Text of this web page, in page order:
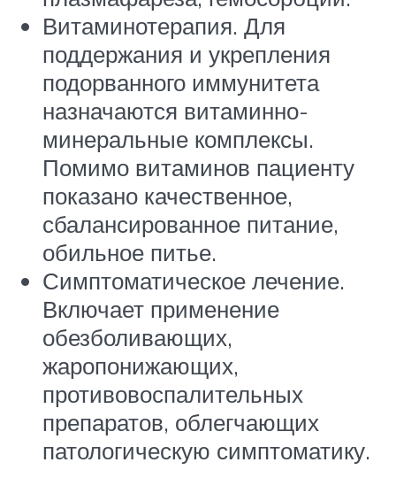
Витаминотерапия. Для
поддержания и укрепления
подорванного иммунитета
назначаются витаминно-
минеральные комплексы.
Помимо витаминов пациенту
показано качественное,
сбалансированное питание,
обильное питье.
Симптоматическое лечение.
Включает применение
обезболивающих,
жаропонижающих,
противовоспалительных
препаратов, облегчающих
патологическую симптоматику.